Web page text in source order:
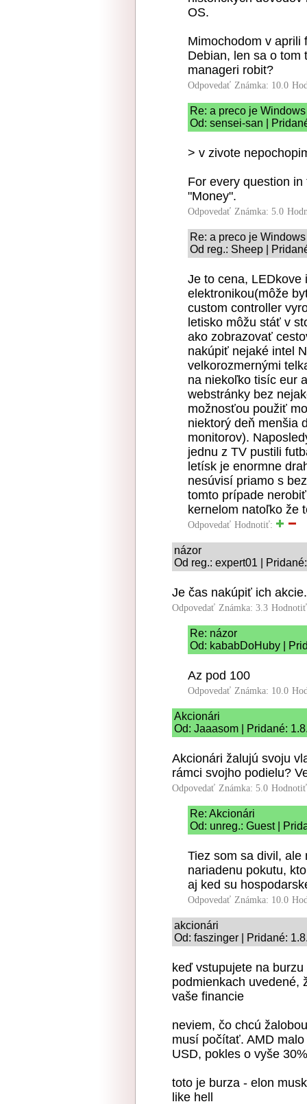
OS.
Mimochodom v aprili
Debian, len sa o tom
manageri robit?
Odpovedať Známka: 10.0
Re: a preco je
Od: sensei-san |
> v zivote
For every question
"Money".
Odpovedať Známka: 5.0
Re: a preco je
Od reg.: Sheep |
Je to cena, LEDkove
elektronikou(môže
custom controller
letisko môžu stáť v
ako zobrazovať
nakúpiť nejaké intel
velkorozmernými
na niekoľko tisíc eur
webstránky bez
možnosťou použiť
niektorý deň menšia
monitorov).
jednu z TV pustili
letísk je enormne
nesúvisí priamo s
tomto prípade
kernelom natoľko že
Odpovedať Hodnotiť:
názor
Od reg.: expert01 |
Je čas nakúpiť ich akcie.
Odpovedať Známka: 3.3
Re: názor
Od: kababDoHuby |
Az pod 100
Odpovedať Známka: 10.0
Akcionári
Od: Jaaasom | Pridané:
Akcionári žalujú svoju
rámci svojho podielu?
Odpovedať Známka: 5.0
Re: Akcionári
Od: unreg.: Guest |
Tiez som sa divil, ale
nariadenu pokutu,
aj ked su
Odpovedať Známka: 10.0
akcionári
Od: faszinger | Pridané:
keď vstupujete na
podmienkach uvedené,
vaše financie
neviem, čo chcú
musí počítať. AMD
USD, pokles o vyše 30%
toto je burza - elon
like hell